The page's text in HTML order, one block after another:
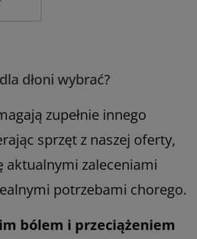
dłoni wybrać?
zupełnie innego
sprzęt z naszej oferty,
aktualnymi zaleceniami
potrzebami chorego.
bólem i przeciążeniem